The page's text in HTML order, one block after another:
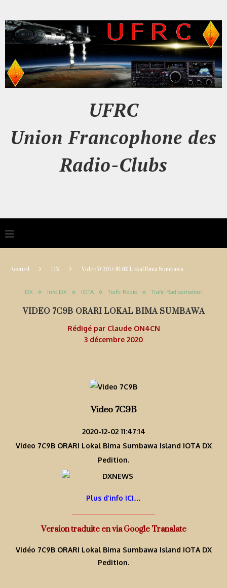
UFRC
Union Francophone des
Radio-Clubs
Accueil DX Video 7C9B ORARI Lokal Bima Sumbawa
DX Info DX IOTA Trafic Radio Trafic Radioamateur
VIDEO 7C9B ORARI LOKAL BIMA SUMBAWA
Rédigé par Claude ON4CN
3 décembre 2020
Video 7C9B
2020-12-02 11:47:14
Video 7C9B ORARI Lokal Bima Sumbawa Island IOTA DX
Pedition.
Plus d’info ICI…
Version traduite en via Google Translate
Vidéo 7C9B ORARI Lokal Bima Sumbawa Island IOTA DX
Pedition.